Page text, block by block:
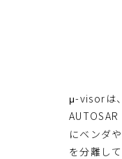
μ-visorは
にベンダ
を分離し